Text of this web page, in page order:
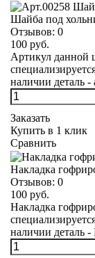
Шайба под
Отзывов: 0
100 руб.
Артикул данной
наличии деталь
Заказать
Купить в 1 клик
Сравнить
Накладка
Отзывов: 0
100 руб.
Накладка
наличии деталь -